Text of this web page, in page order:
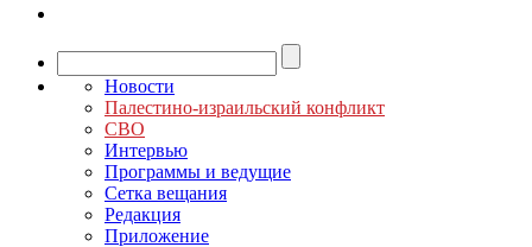
Новости
Палестино-израильский конфликт
СВО
Интервью
Программы и ведущие
Сетка вещания
Редакция
Приложение